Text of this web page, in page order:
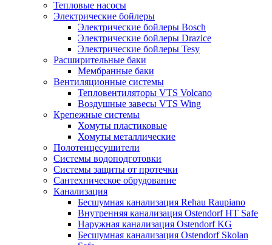
Тепловые насосы
Электрические бойлеры
Электрические бойлеры Bosch
Электрические бойлеры Drazice
Электрические бойлеры Tesy
Расширительные баки
Мембранные баки
Вентиляционные системы
Тепловентиляторы VTS Volcano
Воздушные завесы VTS Wing
Крепежные системы
Хомуты пластиковые
Хомуты металлические
Полотенцесушители
Системы водоподготовки
Системы защиты от протечки
Сантехническое обрудование
Канализация
Бесшумная канализация Rehau Raupiano
Внутренняя канализация Ostendorf HT Safe
Наружная канализация Ostendorf KG
Бесшумная канализация Ostendorf Skolan